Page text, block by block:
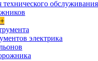
технического
электрика